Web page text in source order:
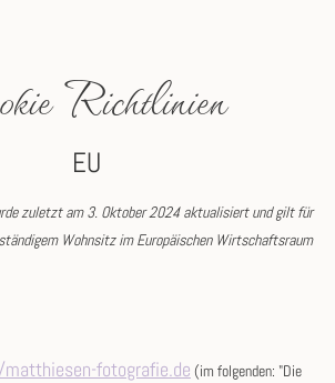
Richtlinien
EU
zuletzt am 3. Oktober 2024 aktualisiert und gilt für
Wohnsitz im Europäischen Wirtschaftsraum
fotografie.de (im folgenden: "Die